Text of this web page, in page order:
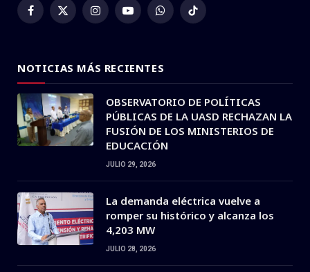
Facebook
X
InstagramYouTubeWhatsAppTikTok
NOTICIAS MÁS RECIENTES
OBSERVATORIO DE POLÍTICAS
PÚBLICAS DE LA UASD RECHAZAN LA
FUSIÓN DE LOS MINISTERIOS DE
EDUCACIÓN
JULIO 29, 2026
La demanda eléctrica vuelve a
romper su histórico y alcanza los
4,203 MW
JULIO 28, 2026